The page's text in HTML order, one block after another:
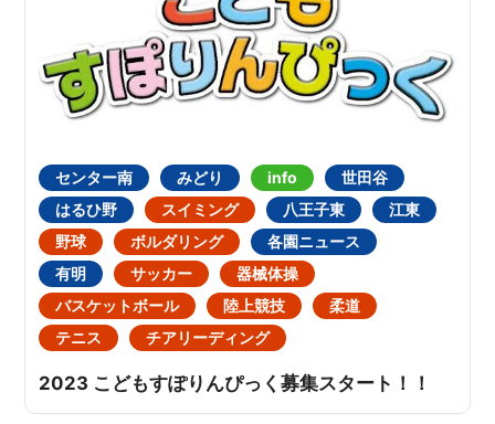
センター南 みどり info
世田谷
はるひ野
スイミング 八王子東
江東
野球
ボルダリング
各園ニュース
有明
サッカー
器械体操
バスケットボール
陸上競技
柔道
テニス
チアリーディング
2023 こどもすぽりんぴっく募集スタート！！